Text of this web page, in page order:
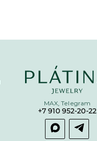
MAX, Telegram
+7 910 952-20-22